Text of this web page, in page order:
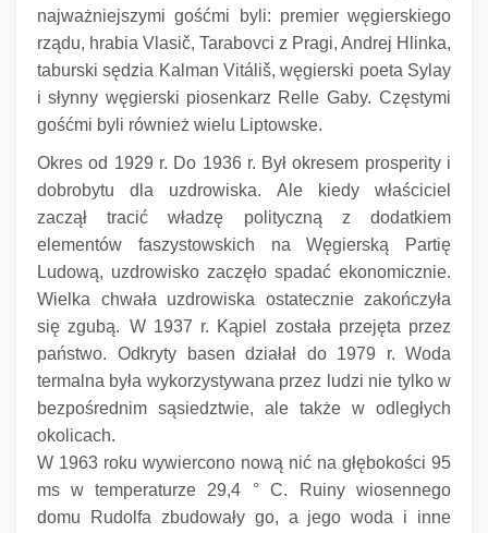
najważniejszymi gośćmi byli: premier węgierskiego
rządu, hrabia Vlasič, Tarabovci z Pragi, Andrej Hlinka,
taburski sędzia Kalman Vitáliš, węgierski poeta Sylay
i słynny węgierski piosenkarz Relle Gaby. Częstymi
gośćmi byli również wielu Liptowske.
Okres od 1929 r. Do 1936 r. Był okresem prosperity i
dobrobytu dla uzdrowiska.
Ale kiedy właściciel
zaczął tracić władzę polityczną z dodatkiem
elementów faszystowskich na Węgierską Partię
Ludową, uzdrowisko zaczęło spadać ekonomicznie.
Wielka chwała uzdrowiska ostatecznie zakończyła
się zgubą. W 1937 r. Kąpiel została przejęta przez
państwo.
Odkryty basen działał do 1979 r. Woda
termalna była wykorzystywana przez ludzi nie tylko w
bezpośrednim sąsiedztwie, ale także w odległych
okolicach.
W 1963 roku wywiercono nową nić na głębokości 95
ms w temperaturze 29,4 ° C.
Ruiny wiosennego
domu Rudolfa zbudowały go, a jego woda i inne